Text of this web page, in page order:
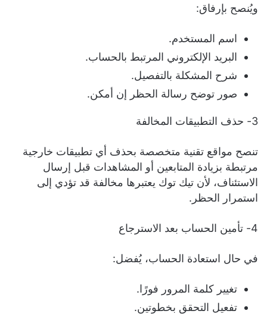
ويُنصح بإرفاق:
اسم المستخدم.
البريد الإلكتروني المرتبط بالحساب.
شرح المشكلة بالتفصيل.
صور توضح رسالة الحظر إن أمكن.
3- حذف التطبيقات المخالفة
تنصح مواقع تقنية متخصصة بحذف أي تطبيقات خارجية
مرتبطة بزيادة المتابعين أو المشاهدات قبل إرسال
الاستئناف، لأن تيك توك يعتبرها مخالفة قد تؤدي إلى
استمرار الحظر.
4- تأمين الحساب بعد الاسترجاع
في حال استعادة الحساب، يُفضل:
تغيير كلمة المرور فورًا.
تفعيل التحقق بخطوتين.